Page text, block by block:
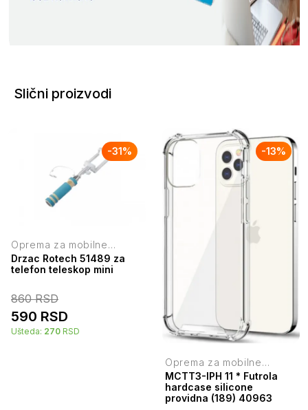
Slični proizvodi
-31%
Oprema za mobilne
telefone
Drzac Rotech 51489 za
telefon teleskop mini
860RSD
590 RSD
Ušteda: 270 RSD
-13%
Oprema za mobilne
telefone
MCTT3-IPH 11 * Futrola
hardcase silicone
providna (189) 40963